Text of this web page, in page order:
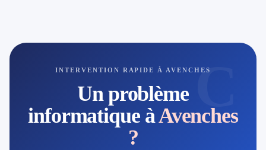
C
INTERVENTION RAPIDE À AVENCHES
Un problème
informatique àAvenches
?